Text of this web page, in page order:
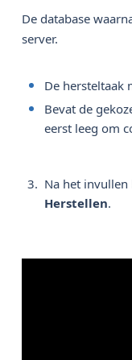
De database
server.
De hersteltaak
Bevat de
eerst leeg om
Na het
Herstellen.